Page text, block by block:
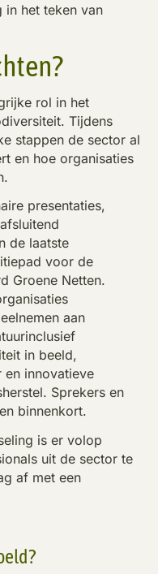
in het teken van
rol in het
Tijdens
stappen de sector al
en hoe organisaties
presentaties,
de laatste
voor de
Groene Netten.
aan
in beeld,
en innovatieve
Sprekers en
binnenkort.
is er volop
uit de sector te
af met een